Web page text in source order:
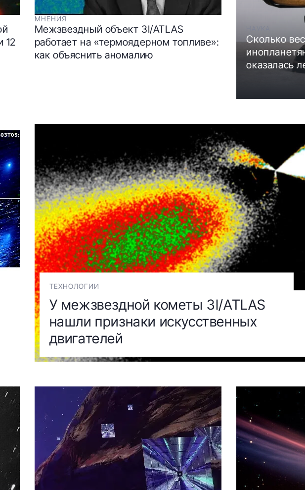
12
МНЕНИЯ
Межзвездный объект 3I/ATLAS
работает на «термоядерном топливе»:
как объяснить аномалию
Сколько
оказалась
ТЕХНОЛОГИИ
У межзвездной кометы 3I/ATLAS
нашли признаки искусственных
двигателей